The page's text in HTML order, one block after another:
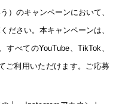
）のキャンペーンにおいて、
ださい。本キャンペーンは、
べてのYouTube、TikTok、
ご利用いただけます。ご応募